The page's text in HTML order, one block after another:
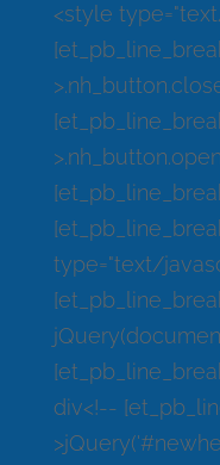
<style
type="text/
div<!--